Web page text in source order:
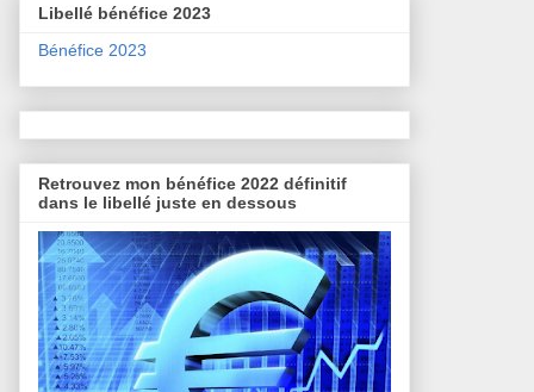
Libellé bénéfice 2023
Bénéfice 2023
Retrouvez mon bénéfice 2022 définitif
dans le libellé juste en dessous